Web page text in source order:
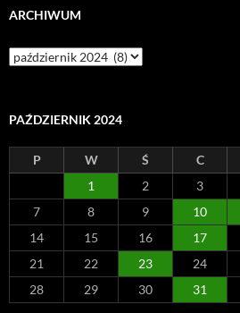
ARCHIWUM
Archiwum
PAŹDZIERNIK 2024
P W Ś C
1
2 3
7
8 9 10
14
15 16 17
21
22 23 24
28
29 30
31